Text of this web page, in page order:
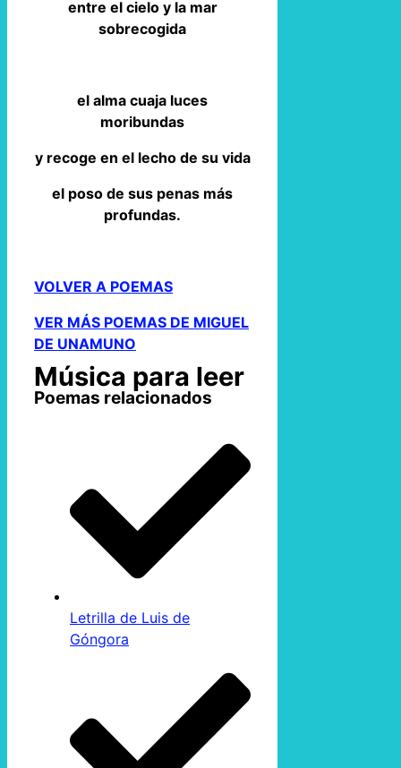
entre el cielo y la mar
sobrecogida
el alma cuaja luces
moribundas
y recoge en el lecho de su vida
el poso de sus penas más
profundas.
VOLVER A POEMAS
VER MÁS POEMAS DE MIGUEL
DE UNAMUNO
Música para leer
Poemas relacionados
Letrilla de Luis de
Góngora